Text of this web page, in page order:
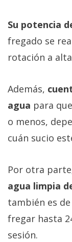
Su potencia
fregado se
rotación a
Además,
agua para
o menos,
cuán sucio
Por otra
agua limpia
también es
fregar hasta
sesión.